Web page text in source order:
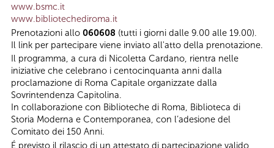
www.bsmc.it
www.bibliotechediroma.it
Prenotazioni allo 060608 (tutti i giorni dalle 9.00 alle 19.00).
Il link per partecipare viene inviato all'atto della prenotazione.
Il programma, a cura di Nicoletta Cardano, rientra nelle
iniziative che celebrano i centocinquanta anni dalla
proclamazione di Roma Capitale organizzate dalla
Sovrintendenza Capitolina.
In collaborazione con Biblioteche di Roma, Biblioteca di
Storia Moderna e Contemporanea, con l’adesione del
Comitato dei 150 Anni.
É previsto il rilascio di un attestato di partecipazione valido